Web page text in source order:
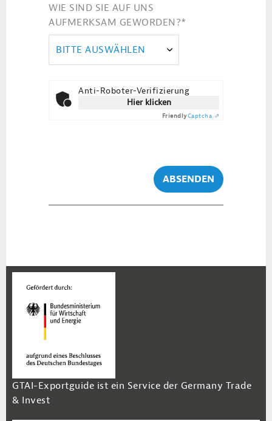
WIE SIND SIE AUF UNS
AUFMERKSAM GEWORDEN?*
BITTE AUSWÄHLEN
Anti-Roboter-Verifizierung
Hier klicken
FriendlyCaptcha ⇗
ABSENDEN
GTAI-Exportguide ist ein Service der Germany Trade
& Invest